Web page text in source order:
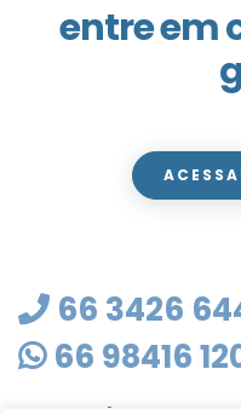
entre em
66 3426
66 98416